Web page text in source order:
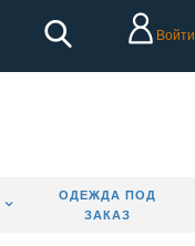
Войти
ОДЕЖДА ПОД
ЗАКАЗ